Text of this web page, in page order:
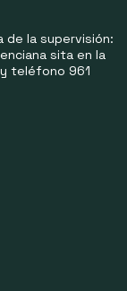
la supervisión:
sita en la
y teléfono 961